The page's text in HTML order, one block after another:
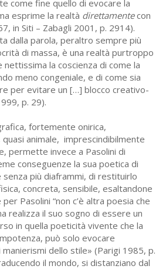
come fine quello di evocare la
esprime la realtà direttamentecon
in Siti – Zabagli 2001, p. 2914).
dalla parola, peraltro sempre più
di massa, è una realtà purtroppo
nettissima la coscienza di come la
meno congeniale, e di come sia
per evitare un […] blocco creativo-
p. 29).
fortemente onirica,
animale, imprescindibilmente
permette invece a Pasolini di
conseguenze la sua poetica di
senza più diaframmi, di restituirlo
concreta, sensibile, esaltandone
Pasolini “non c’è altra poesia che
realizza il suo sogno di essere un
in quella poeticità vivente che la
può solo evocare
dello stile» (Parigi 1985, p.
il mondo, si distanziano dal